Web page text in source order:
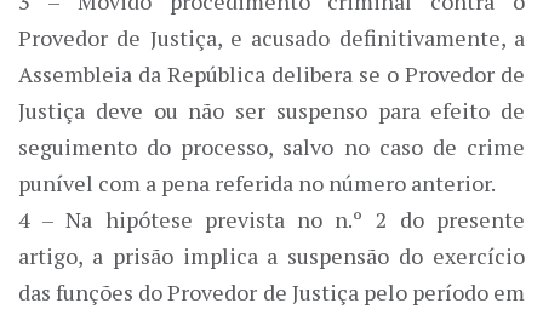
Provedor de Justiça, e acusado definitivamente, a
Assembleia da República delibera se o Provedor de
Justiça deve ou não ser suspenso para efeito de
seguimento do processo, salvo no caso de crime
punível com a pena referida no número anterior.
4 – Na hipótese prevista no n.º 2 do presente
artigo, a prisão implica a suspensão do exercício
das funções do Provedor de Justiça pelo período em